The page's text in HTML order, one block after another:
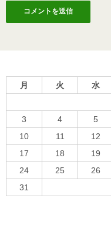
月 火 水
3
4 5
10
11 12
17
18 19
24
25 26
31